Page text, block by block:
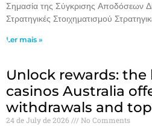
Σημασία της Σύγκρισης Αποδόσεων
Στρατηγικές Στοιχηματισμού
Ler mais »
Unlock rewards: the
casinos Australia
withdrawals and
24 de July de 2026 No Comments